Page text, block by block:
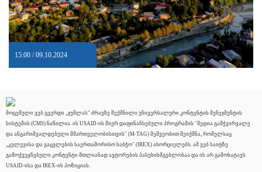
15:00 / 09.10.2024
მოცემული ვებ გვერდი „ჯუმლას" ძრავზე შექმნილი უნივერსალური კონტენტის მენეჯმენტის
სისტემის (CMS) ნაწილია. ის USAID-ის მიერ დაფინანსებული პროგრამის "მედია გამჭვირვალე
და ანგარიშვალდებული მმართველობისთვის" (M-TAG) მეშვეობით შეიქმნა, რომელსაც
„კვლევისა და გაცვლების საერთაშორისო საბჭო" (IREX) ახორციელებს. ამ ვებ საიტზე
გამოქვეყნებული კონტენტი მთლიანად ავტორების პასუხისმგებლობაა და ის არ გამოხატავს
USAID-ისა და IREX-ის პოზიციას.